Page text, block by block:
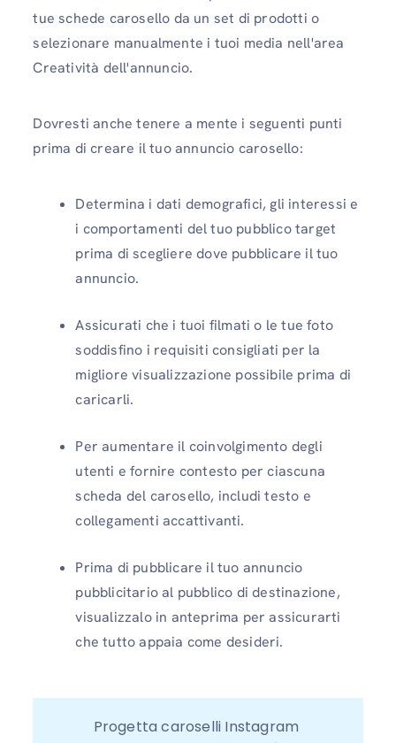
tue schede carosello da un set di prodotti o
selezionare manualmente i tuoi media nell'area
Creatività dell'annuncio.
Dovresti anche tenere a mente i seguenti punti
prima di creare il tuo annuncio carosello:
Determina i dati demografici, gli interessi e
i comportamenti del tuo pubblico target
prima di scegliere dove pubblicare il tuo
annuncio.
Assicurati che i tuoi filmati o le tue foto
soddisfino i requisiti consigliati per la
migliore visualizzazione possibile prima di
caricarli.
Per aumentare il coinvolgimento degli
utenti e fornire contesto per ciascuna
scheda del carosello, includi testo e
collegamenti accattivanti.
Prima di pubblicare il tuo annuncio
pubblicitario al pubblico di destinazione,
visualizzalo in anteprima per assicurarti
che tutto appaia come desideri.
Progetta caroselli Instagram